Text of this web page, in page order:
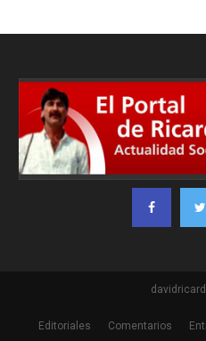
Editoriales Comentarios